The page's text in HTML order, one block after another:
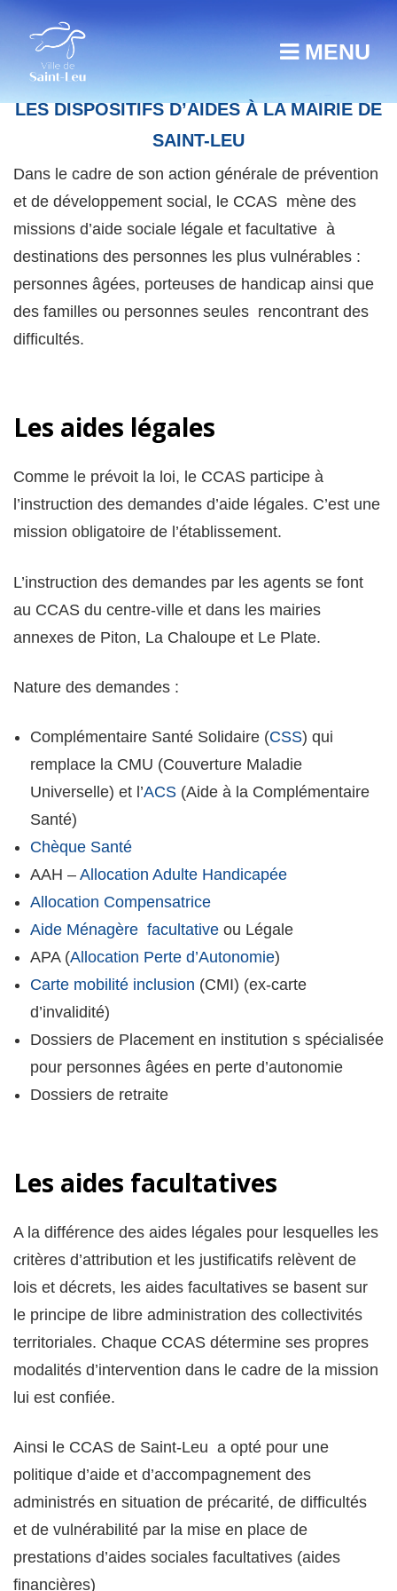
MENU
LES DISPOSITIFS D’AIDES À LA MAIRIE DE
SAINT-LEU
Dans le cadre de son action générale de prévention
et de développement social, le CCAS mène des
missions d’aide sociale légale et facultative à
destinations des personnes les plus vulnérables :
personnes âgées, porteuses de handicap ainsi que
des familles ou personnes seules rencontrant des
difficultés.
Les aides légales
Comme le prévoit la loi, le CCAS participe à
l’instruction des demandes d’aide légales. C’est une
mission obligatoire de l’établissement.
L’instruction des demandes par les agents se font
au CCAS du centre-ville et dans les mairies
annexes de Piton, La Chaloupe et Le Plate.
Nature des demandes :
Complémentaire Santé Solidaire (CSS) qui
remplace la CMU (Couverture Maladie
Universelle) et l’ACS (Aide à la Complémentaire
Santé)
Chèque Santé
AAH – Allocation Adulte Handicapée
Allocation Compensatrice
Aide Ménagère facultativeou Légale
APA (Allocation Perte d’Autonomie)
Carte mobilité inclusion (CMI) (ex-carte
d’invalidité)
Dossiers de Placement en institution s spécialisée
pour personnes âgées en perte d’autonomie
Dossiers de retraite
Les aides facultatives
A la différence des aides légales pour lesquelles les
critères d’attribution et les justificatifs relèvent de
lois et décrets, les aides facultatives se basent sur
le principe de libre administration des collectivités
territoriales. Chaque CCAS détermine ses propres
modalités d’intervention dans le cadre de la mission
lui est confiée.
Ainsi le CCAS de Saint-Leu a opté pour une
politique d’aide et d’accompagnement des
administrés en situation de précarité, de difficultés
et de vulnérabilité par la mise en place de
prestations d’aides sociales facultatives (aides
financières)